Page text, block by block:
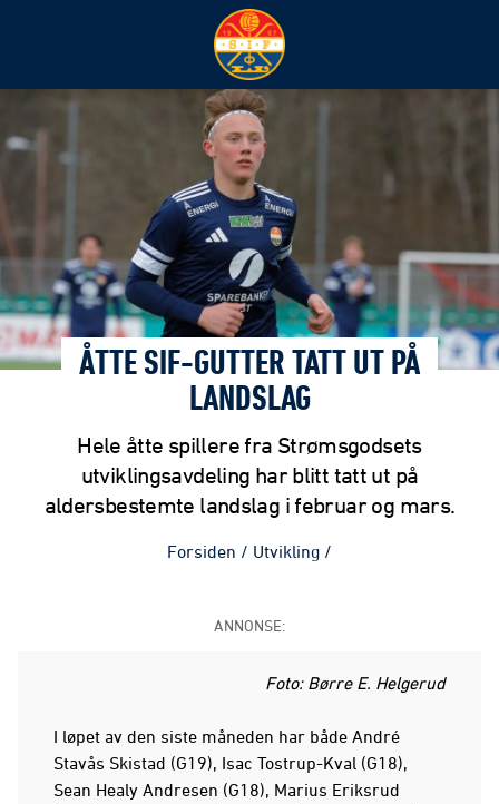
ÅTTE SIF-GUTTER TATT UT PÅ
LANDSLAG
Hele åtte spillere fra Strømsgodsets
utviklingsavdeling har blitt tatt ut på
aldersbestemte landslag i februar og mars.
Forsiden / Utvikling /
ANNONSE:
Foto: Børre E. Helgerud
I løpet av den siste måneden har både André
Stavås Skistad (G19), Isac Tostrup-Kval (G18),
Sean Healy Andresen (G18), Marius Eriksrud